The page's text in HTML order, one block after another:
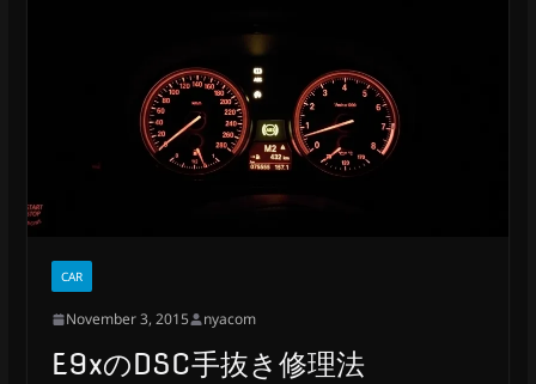
CAR
November 3, 2015 nyacom
E9xのDSC手抜き修理法